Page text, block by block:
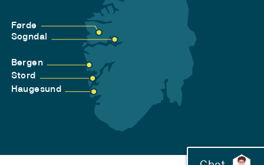
Førde
Sogndal
Bergen
Stord
Haugesund